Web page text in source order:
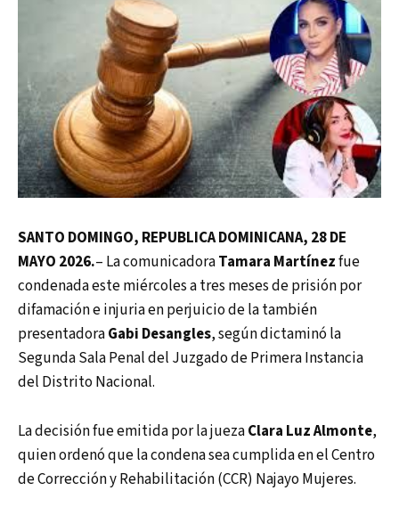
SANTO DOMINGO, REPUBLICA DOMINICANA, 28 DE
MAYO 2026.– La comunicadoraTamara Martínezfue
condenada este miércoles a tres meses de prisión por
difamación e injuria en perjuicio de la también
presentadoraGabi Desangles, según dictaminó la
Segunda Sala Penal del Juzgado de Primera Instancia
del Distrito Nacional.
La decisión fue emitida por la juezaClara Luz Almonte,
quien ordenó que la condena sea cumplida en el Centro
de Corrección y Rehabilitación (CCR) Najayo Mujeres.